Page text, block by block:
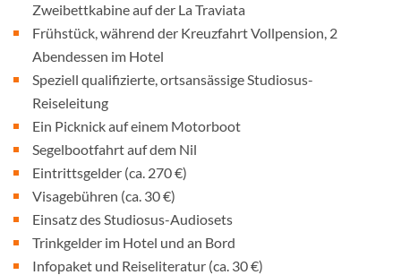
Zweibettkabine auf der La Traviata
Frühstück, während der Kreuzfahrt Vollpension, 2
Abendessen im Hotel
Speziell qualifizierte, ortsansässige Studiosus-
Reiseleitung
Ein Picknick auf einem Motorboot
Segelbootfahrt auf dem Nil
Eintrittsgelder (ca. 270 €)
Visagebühren (ca. 30 €)
Einsatz des Studiosus-Audiosets
Trinkgelder im Hotel und an Bord
Infopaket und Reiseliteratur (ca. 30 €)